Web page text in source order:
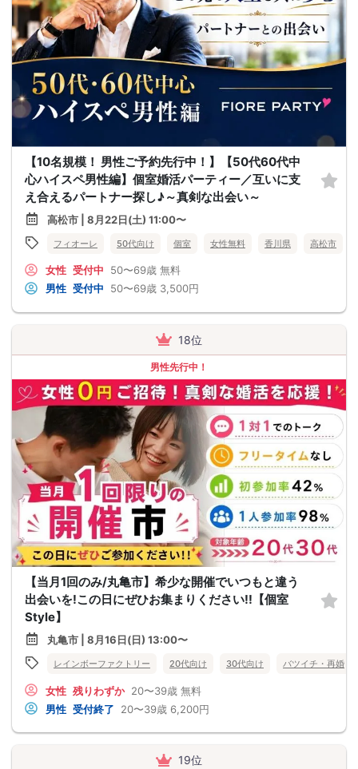
【10名規模！ 男性ご予約先行中！】【50代60代中
心ハイスペ男性編】個室婚活パーティー／互いに支
え合えるパートナー探し♪～真剣な出会い～
高松市 | 8月22日(土) 11:00〜
フィオーレ 50代向け 個室 女性無料 香川県 高松市
女性 受付中 50〜69歳 無料
男性 受付中 50〜69歳 3,500円
18位
男性先行中！
【当月1回のみ/丸亀市】希少な開催でいつもと違う
出会いを!この日にぜひお集まりください!!【個室
Style】
丸亀市 | 8月16日(日) 13:00〜
レインボーファクトリー 20代向け 30代向け バツイチ・再婚
女性 残りわずか 20〜39歳 無料
男性 受付終了 20〜39歳 6,200円
19位